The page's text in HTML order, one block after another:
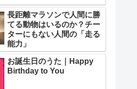
長距離マラソンで人間に勝
てる動物はいるのか？チー
ターにもない人間の「走る
能力」
お誕生日のうた｜Happy
Birthday to You